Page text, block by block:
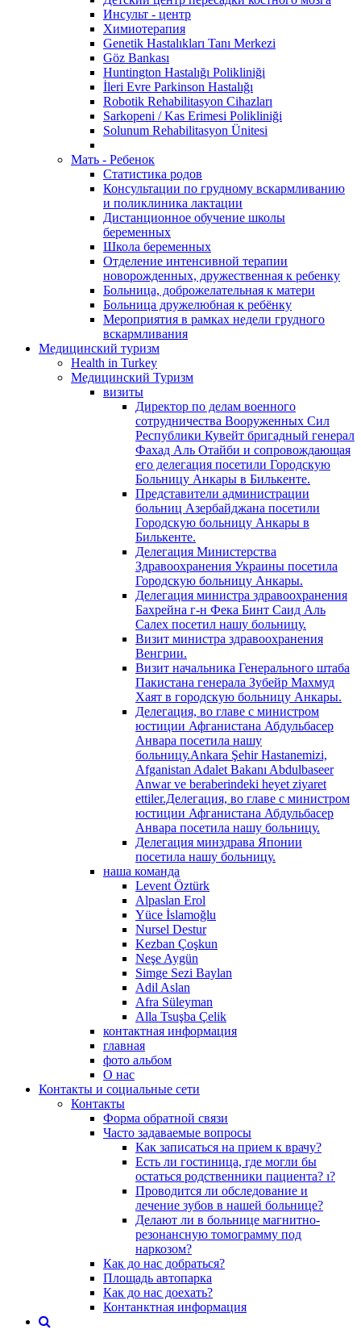
Инсульт - центр
Химиотерапия
Genetik Hastalıkları Tanı Merkezi
Göz Bankası
Huntington Hastalığı Polikliniği
İleri Evre Parkinson Hastalığı
Robotik Rehabilitasyon Cihazları
Sarkopeni / Kas Erimesi Polikliniği
Solunum Rehabilitasyon Ünitesi
Мать - Ребенок
Статистика родов
Консультации по грудному вскармливанию
и поликлиника лактации
Дистанционное обучение школы
беременных
Школа беременных
Отделение интенсивной терапии
новорожденных, дружественная к ребенку
Больница, доброжелательная к матери
Больница дружелюбная к ребёнку
Мероприятия в рамках недели грудного
вскармливания
Медицинский туризм
Health in Turkey
Медицинский Туризм
визиты
Директор по делам военного
сотрудничества Вооруженных Сил
Республики Кувейт бригадный генерал
Фахад Аль Отайби и сопровождающая
его делегация посетили Городскую
Больницу Анкары в Билькенте.
Представители администрации
больниц Азербайджана посетили
Городскую больницу Aнкары в
Билькенте.
Делегация Министерства
Здравоохранения Украины посетила
Городскую больницу Анкары.
Делегация министра здравоохранения
Бахрейна г-н Фека Бинт Саид Аль
Салех посетил нашу больницу.
Визит министра здравоохранения
Венгрии.
Визит начальника Генерального штаба
Пакистана генерала Зубейр Махмуд
Хаят в городскую больницу Анкары.
Делегация, во главе с министром
юстиции Афганистана Абдульбасер
Анвара посетила нашу
больницу.Ankara Şehir Hastanemizi,
Afganistan Adalet Bakanı Abdulbaseer
Anwar ve beraberindeki heyet ziyaret
ettiler.Делегация, во главе с министром
юстиции Афганистана Абдульбасер
Анвара посетила нашу больницу.
Делегация минздрава Японии
посетила нашу больницу.
наша команда
Levent Öztürk
Alpaslan Erol
Yüce İslamoğlu
Nursel Destur
Kezban Çoşkun
Neşe Aygün
Simge Sezi Baylan
Adil Aslan
Afra Süleyman
Alla Tsuşba Çelik
контактная информация
главная
фото альбом
О нас
Контакты и социальные сети
Контакты
Форма обратной связи
Часто задаваемые вопросы
Как записаться на прием к врачу?
Есть ли гостиница, где могли бы
остаться родственники пациента? ı?
Проводится ли обследование и
лечение зубов в нашей больнице?
Делают ли в больнице магнитно-
резонансную томограмму под
наркозом?
Как до нас добраться?
Площадь автопарка
Как до нас доехать?
Контанктная информация